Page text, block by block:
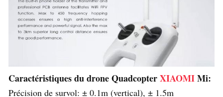
Caractéristiques du droneQuadcopterXIAOMIMi:
Précision de survol: ± 0.1m (vertical), ± 1.5m